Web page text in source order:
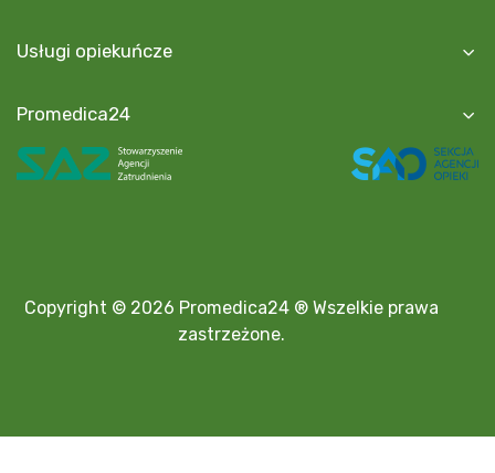
Usługi opiekuńcze
Promedica24
Copyright © 2026 Promedica24 ® Wszelkie prawa
zastrzeżone.